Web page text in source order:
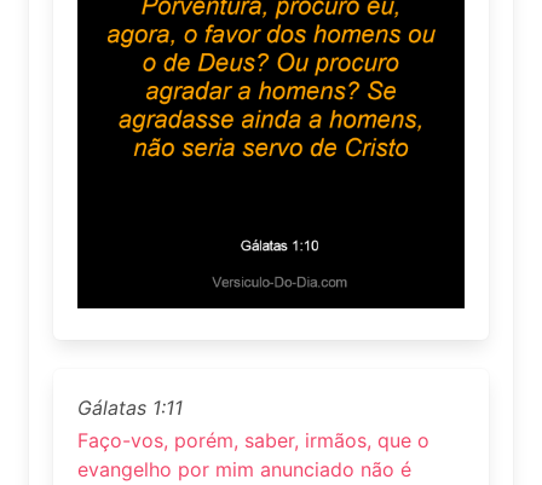
Gálatas 1:11
Faço-vos, porém, saber, irmãos, que o
evangelho por mim anunciado não é